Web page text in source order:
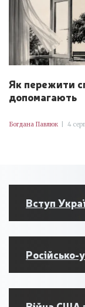
Як пережити
допомагають
Богдана Павлюк 4
Вступ
Російсько-